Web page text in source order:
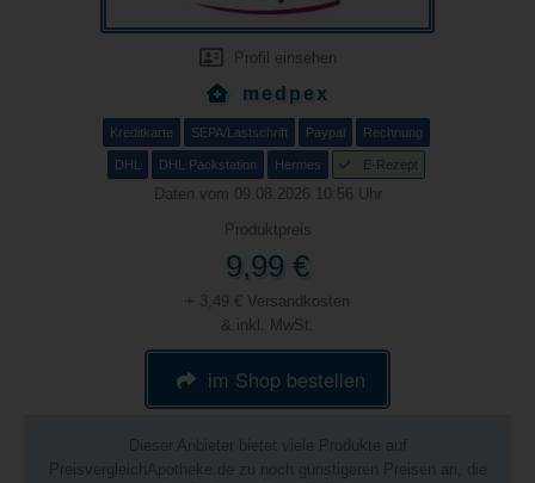
Profil einsehen
medpex
Kreditkarte SEPA/Lastschrift Paypal Rechnung
DHL DHL Packstation Hermes E-Rezept
Daten vom 09.08.2026 10:56 Uhr
Produktpreis
9,99 €
+ 3,49 € Versandkosten
& inkl. MwSt.
im Shop bestellen
Dieser Anbieter bietet viele Produkte auf
PreisvergleichApotheke.de zu noch günstigeren Preisen an, die